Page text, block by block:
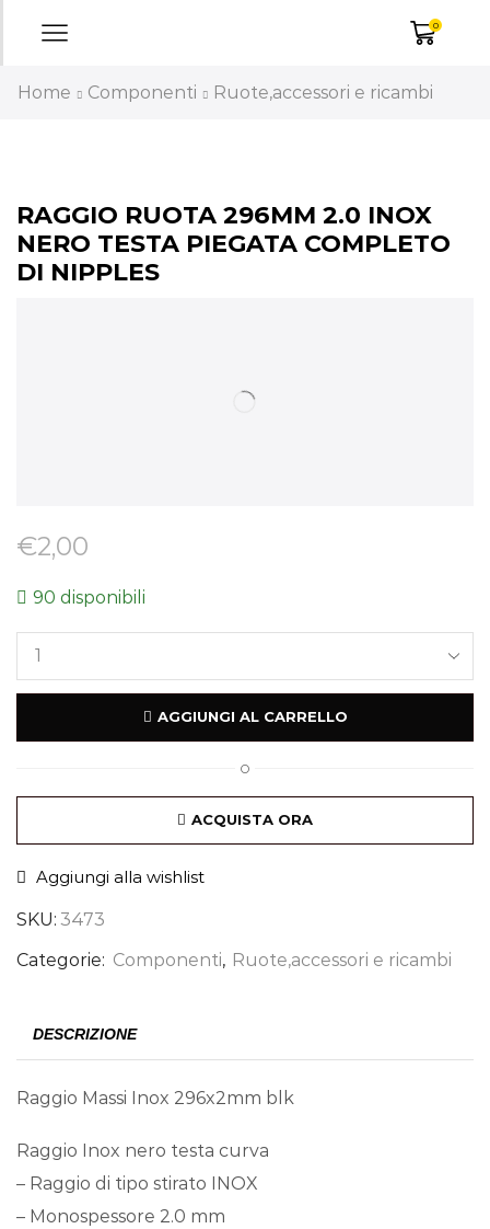
0
Home Componenti Ruote,accessori e ricambi
RAGGIO RUOTA 296MM 2.0 INOX
NERO TESTA PIEGATA COMPLETO
DI NIPPLES
€2,00
90 disponibili
AGGIUNGI AL CARRELLO
O
ACQUISTA ORA
Aggiungi alla wishlist
SKU: 3473
Categorie: Componenti, Ruote,accessori e ricambi
DESCRIZIONE
Raggio Massi Inox 296x2mm blk
Raggio Inox nero testa curva
– Raggio di tipo stirato INOX
– Monospessore 2.0 mm